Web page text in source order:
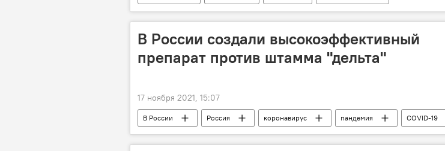
Пандемия коронавируса в Литве и других странах
В России создали высокоэффективный
препарат против штамма "дельта"
17 ноября 2021, 15:07
В России Россия коронавирус пандемия COVID-19